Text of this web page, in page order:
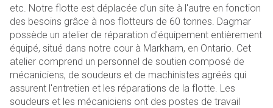
etc. Notre flotte est déplacée d'un site à l'autre en fonction
des besoins grâce à nos flotteurs de 60 tonnes. Dagmar
possède un atelier de réparation d'équipement entièrement
équipé, situé dans notre cour à Markham, en Ontario. Cet
atelier comprend un personnel de soutien composé de
mécaniciens, de soudeurs et de machinistes agréés qui
assurent l'entretien et les réparations de la flotte. Les
soudeurs et les mécaniciens ont des postes de travail